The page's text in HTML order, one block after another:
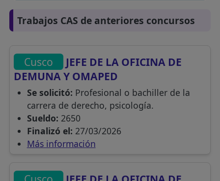
Trabajos CAS de anteriores concursos
Cusco
JEFE DE LA OFICINA DE
DEMUNA Y OMAPED
Se solicitó: Profesional o bachiller de la
carrera de derecho, psicología.
Sueldo: 2650
Finalizó el: 27/03/2026
Más información